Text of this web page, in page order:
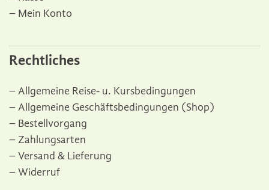
Mein Konto
Rechtliches
Allgemeine Reise- u. Kursbedingungen
Allgemeine Geschäftsbedingungen (Shop)
Bestellvorgang
Zahlungsarten
Versand & Lieferung
Widerruf